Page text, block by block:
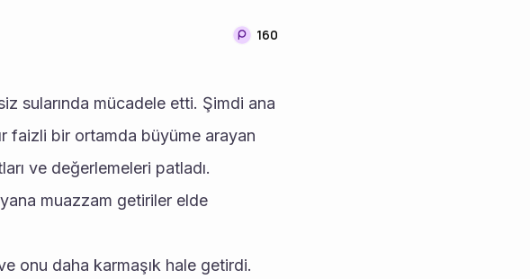
160
sularında mücadele etti. Şimdi ana
faizli bir ortamda büyüme arayan
ve değerlemeleri patladı.
yana muazzam getiriler elde
ve onu daha karmaşık hale getirdi.